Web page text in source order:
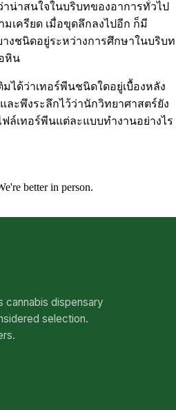
น่าสนใจในบริบทของอาการทั่วไป
เครียด เมื่อขุดลึกลงไปอีก ก็มี
งชนิดอยู่ระหว่างการศึกษาในบริบท
หิน
ได้ว่าเทอร์พีนชนิดใดอยู่เบื้องหลัง
ะพึงระลึกไว้ว่านักวิทยาศาสตร์ยัง
ล์เทอร์พีนแต่ละแบบทำงานอย่างไร
better in person.
cannabis dispensary
selection.